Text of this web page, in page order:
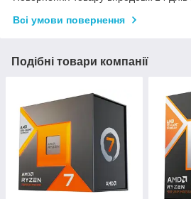
Всі умови повернення
Подібні товари компанії